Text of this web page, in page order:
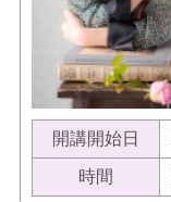
開講開始日
時間